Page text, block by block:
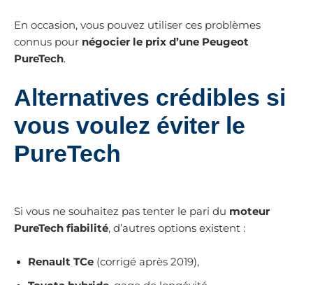
En occasion, vous pouvez utiliser ces problèmes
connus pour négocier le prix d’une Peugeot
PureTech.
Alternatives crédibles si
vous voulez éviter le
PureTech
Si vous ne souhaitez pas tenter le pari du moteur
PureTech fiabilité, d’autres options existent :
Renault TCe (corrigé après 2019),